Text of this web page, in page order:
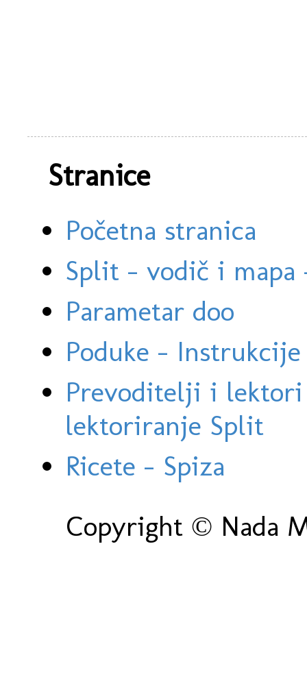
Stranice
Početna stranica
Split - vodič i
Parametar doo
Poduke -
Prevoditelji i
lektoriranje Split
Ricete - Spiza
Copyright © Nada